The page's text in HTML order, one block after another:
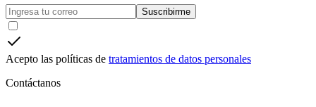
Suscribirme
Acepto las políticas de tratamientos de datos personales
Contáctanos